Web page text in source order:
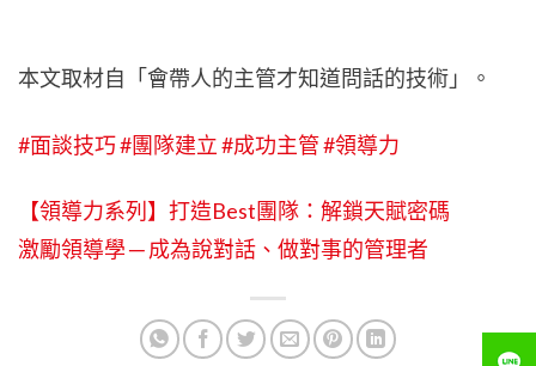
本文取材自「會帶人的主管才知道問話的技術」。
#面談技巧#團隊建立#成功主管#領導力
【領導力系列】打造Best團隊：解鎖天賦密碼
激勵領導學 ─ 成為說對話、做對事的管理者